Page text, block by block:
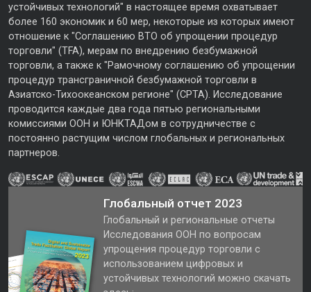
устойчивых технологий" в настоящее время охватывает
более 160 экономик и 60 мер, некоторые из которых имеют
отношение к "Соглашению ВТО об упрощении процедур
торговли" (TFA), мерам по внедрению безбумажной
торговли, а также к "Рамочному соглашению об упрощении
процедур трансграничной безбумажной торговли в
Азиатско-Тихоокеанском регионе" (CPTA). Исследование
проводится каждые два года пятью региональными
комиссиями ООН и ЮНКТАДом в сотрудничестве с
постоянно растущим числом глобальных и региональных
партнеров.
Глобальный отчет 2023
Глобальный и региональные отчеты
Исследования ООН по вопросам
упрощения процедур торговли с
использованием цифровых и
устойчивых технологий можно скачать